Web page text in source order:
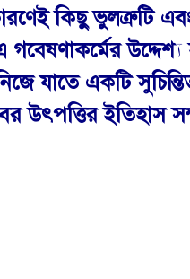
কিছু ভুলত্রুটি
যাতে একটি
উৎপত্তির